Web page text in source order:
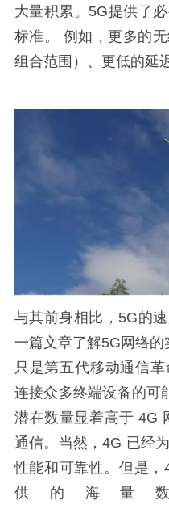
大量积累。5G提供了
标准。 例如，更多的
组合范围）、更低的延
与其前身相比，5G的
一篇文章了解5G网络
只是第五代移动通信
连接众多终端设备的可
潜在数量显着高于 4G
通信。当然，4G 已经
性能和可靠性。但是
供的海量